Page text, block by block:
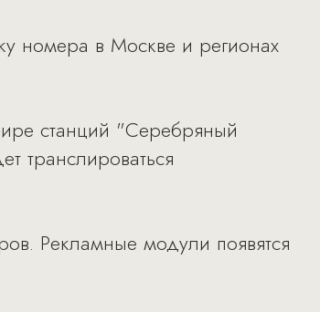
номера в Москве и регионах
станций "Серебряный
транслироваться
Рекламные модули появятся